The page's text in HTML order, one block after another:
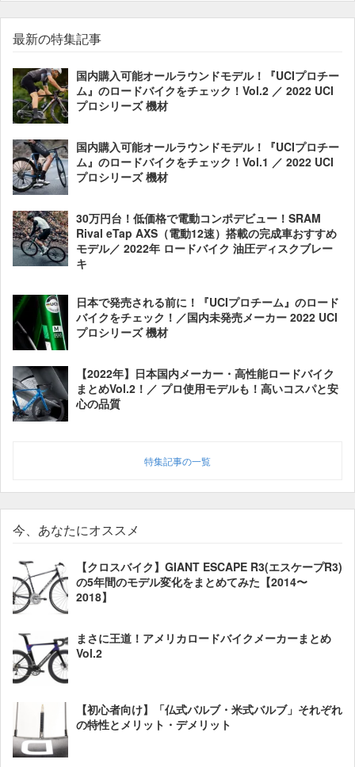
最新の特集記事
国内購入可能オールラウンドモデル！『UCIプロチー
ム』のロードバイクをチェック！Vol.2 ／ 2022 UCI
プロシリーズ 機材
国内購入可能オールラウンドモデル！『UCIプロチー
ム』のロードバイクをチェック！Vol.1 ／ 2022 UCI
プロシリーズ 機材
30万円台！低価格で電動コンポデビュー！SRAM
Rival eTap AXS（電動12速）搭載の完成車おすすめ
モデル／ 2022年 ロードバイク 油圧ディスクブレー
キ
日本で発売される前に！『UCIプロチーム』のロード
バイクをチェック！／国内未発売メーカー 2022 UCI
プロシリーズ 機材
【2022年】日本国内メーカー・高性能ロードバイク
まとめVol.2！／ プロ使用モデルも！高いコスパと安
心の品質
特集記事の一覧
今、あなたにオススメ
【クロスバイク】GIANT ESCAPE R3(エスケープR3)
の5年間のモデル変化をまとめてみた【2014〜
2018】
まさに王道！アメリカロードバイクメーカーまとめ
Vol.2
【初心者向け】「仏式バルブ・米式バルブ」それぞれ
の特性とメリット・デメリット